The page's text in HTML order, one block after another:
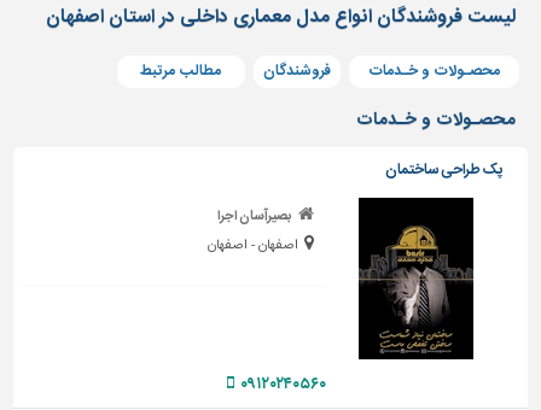
بتنی
و
پنجره
ساختمانی
نرده
و
حفاظ
دیوارپوش،
لیست فروشندگان انواع مدل معماری داخلی در استان اصفهان
محصـولات و خـدمات فروشندگان مطالب مرتبط
محصـولات و خـدمات
پک طراحی ساختمان
بصیرآسان اجرا
اصفهان - اصفهان
۰۹۱۲۰۲۴۰۵۶۰